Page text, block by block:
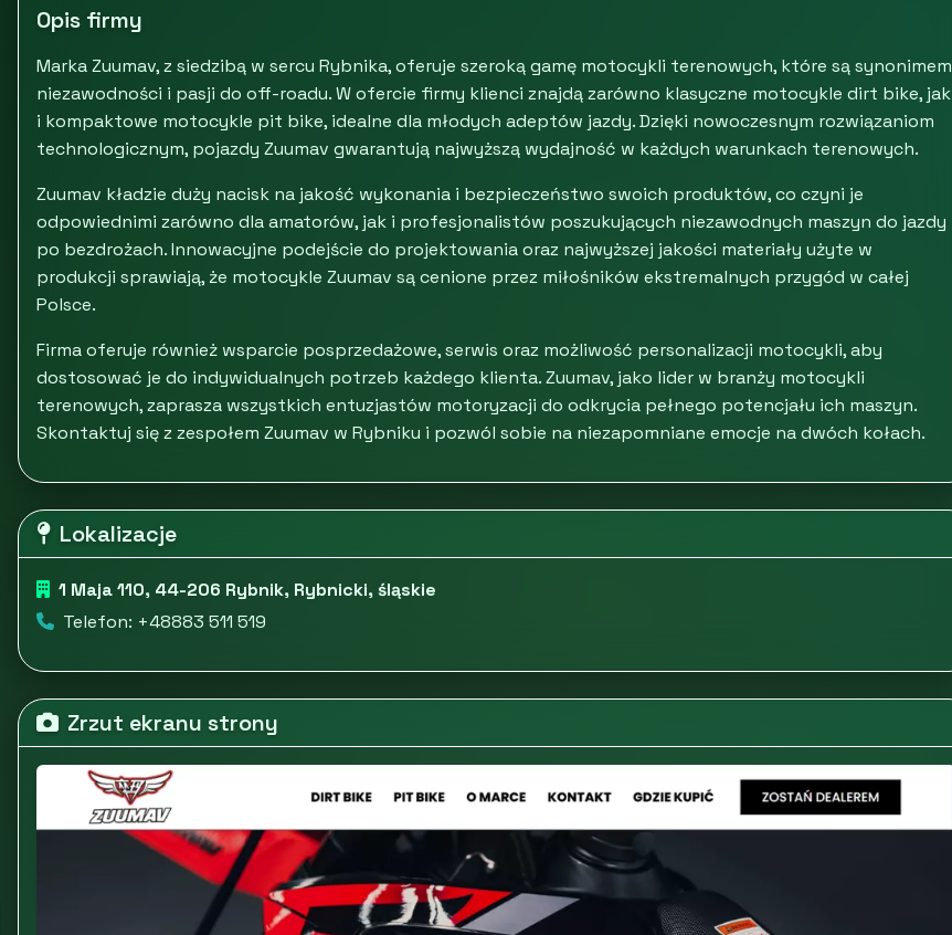
Opis firmy
Marka Zuumav, z siedzibą w sercu Rybnika, oferuje szeroką gamę motocykli terenowych, które są synonimem
niezawodności i pasji do off-roadu. W ofercie firmy klienci znajdą zarówno klasyczne motocykle dirt bike, jak
i kompaktowe motocykle pit bike, idealne dla młodych adeptów jazdy. Dzięki nowoczesnym rozwiązaniom
technologicznym, pojazdy Zuumav gwarantują najwyższą wydajność w każdych warunkach terenowych.
Zuumav kładzie duży nacisk na jakość wykonania i bezpieczeństwo swoich produktów, co czyni je
odpowiednimi zarówno dla amatorów, jak i profesjonalistów poszukujących niezawodnych maszyn do jazdy
po bezdrożach. Innowacyjne podejście do projektowania oraz najwyższej jakości materiały użyte w
produkcji sprawiają, że motocykle Zuumav są cenione przez miłośników ekstremalnych przygód w całej
Polsce.
Firma oferuje również wsparcie posprzedażowe, serwis oraz możliwość personalizacji motocykli, aby
dostosować je do indywidualnych potrzeb każdego klienta. Zuumav, jako lider w branży motocykli
terenowych, zaprasza wszystkich entuzjastów motoryzacji do odkrycia pełnego potencjału ich maszyn.
Skontaktuj się z zespołem Zuumav w Rybniku i pozwól sobie na niezapomniane emocje na dwóch kołach.
Lokalizacje
1 Maja 110, 44-206 Rybnik, Rybnicki, śląskie
Telefon: +48883 511 519
Zrzut ekranu strony